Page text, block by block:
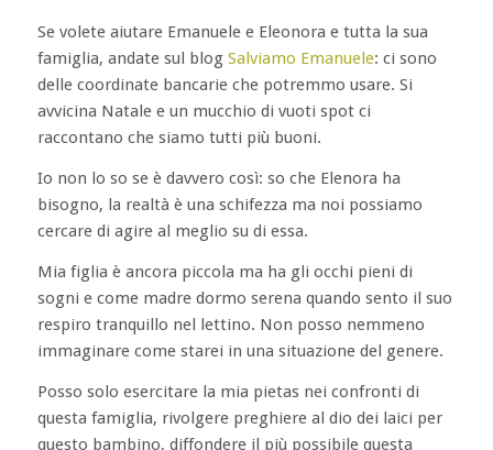
Se volete aiutare Emanuele e Eleonora e tutta la sua
famiglia, andate sul blog Salviamo Emanuele: ci sono
delle coordinate bancarie che potremmo usare. Si
avvicina Natale e un mucchio di vuoti spot ci
raccontano che siamo tutti più buoni.
Io non lo so se è davvero così: so che Elenora ha
bisogno, la realtà è una schifezza ma noi possiamo
cercare di agire al meglio su di essa.
Mia figlia è ancora piccola ma ha gli occhi pieni di
sogni e come madre dormo serena quando sento il suo
respiro tranquillo nel lettino. Non posso nemmeno
immaginare come starei in una situazione del genere.
Posso solo esercitare la mia pietas nei confronti di
questa famiglia, rivolgere preghiere al dio dei laici per
questo bambino, diffondere il più possibile questa